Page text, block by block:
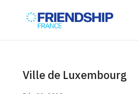
Ville de Luxembourg